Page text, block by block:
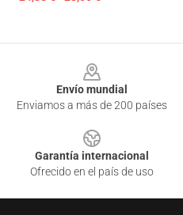
Envío mundial
Enviamos a más de 200 países
Garantía internacional
Ofrecido en el país de uso